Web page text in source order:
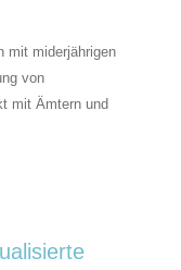
mit miderjährigen
von
mit Ämtern und